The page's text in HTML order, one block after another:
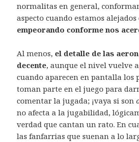
normalitas en general,
aspecto cuando estamos
empeorando conforme nos
Al menos, el detalle de las
decente, aunque el nivel vuelve
cuando aparecen en pantalla los
toman parte en el juego para
comentar la jugada; ¡vaya si son
no afecta a la jugabilidad,
verdad que cantan un rato. En
las fanfarrias que suenan a lo